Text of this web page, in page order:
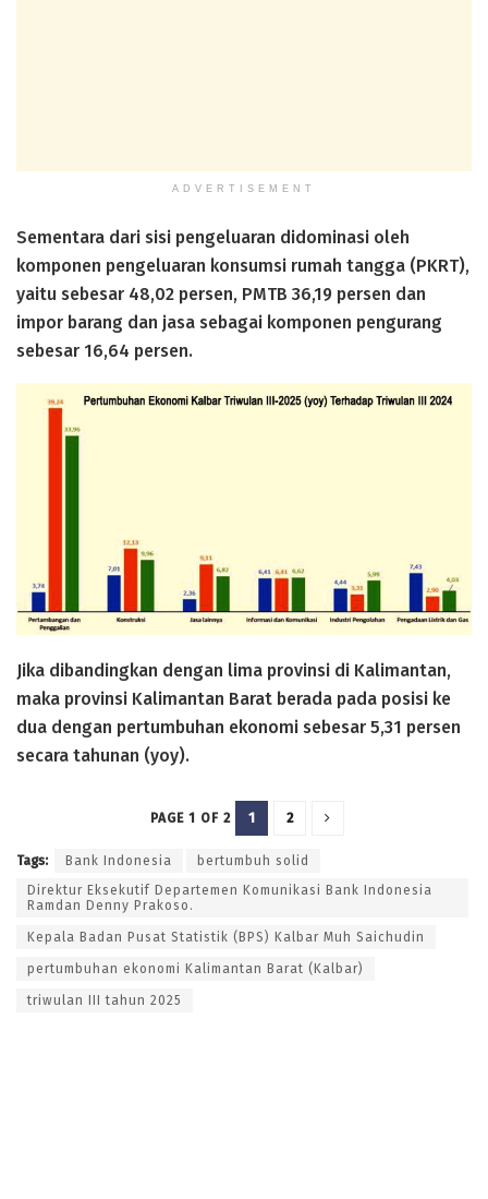
ADVERTISEMENT
Sementara dari sisi pengeluaran didominasi oleh
komponen pengeluaran konsumsi rumah tangga (PKRT),
yaitu sebesar 48,02 persen, PMTB 36,19 persen dan
impor barang dan jasa sebagai komponen pengurang
sebesar 16,64 persen.
Jika dibandingkan dengan lima provinsi di Kalimantan,
maka provinsi Kalimantan Barat berada pada posisi ke
dua dengan pertumbuhan ekonomi sebesar 5,31 persen
secara tahunan (yoy).
PAGE 1 OF 2 1 2
Tags: Bank Indonesia
bertumbuh solid
Direktur Eksekutif Departemen Komunikasi Bank Indonesia
Ramdan Denny Prakoso.
Kepala Badan Pusat Statistik (BPS) Kalbar Muh Saichudin
pertumbuhan ekonomi Kalimantan Barat (Kalbar)
triwulan III tahun 2025